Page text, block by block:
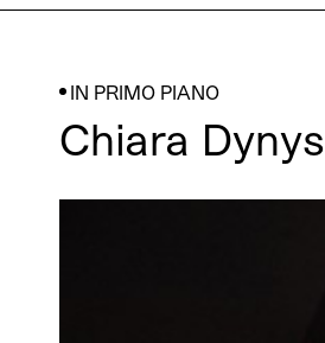
IN PRIMO PIANO
Chiara Dynys